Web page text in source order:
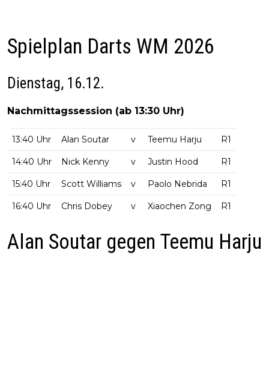
Spielplan Darts WM 2026
Dienstag, 16.12.
Nachmittagssession (ab 13:30 Uhr)
13:40 Uhr Alan Soutar v Teemu Harju R1
14:40 Uhr Nick Kenny v Justin Hood R1
15:40 Uhr Scott Williams v Paolo Nebrida R1
16:40 Uhr Chris Dobey v Xiaochen Zong R1
Alan Soutar gegen Teemu Harju